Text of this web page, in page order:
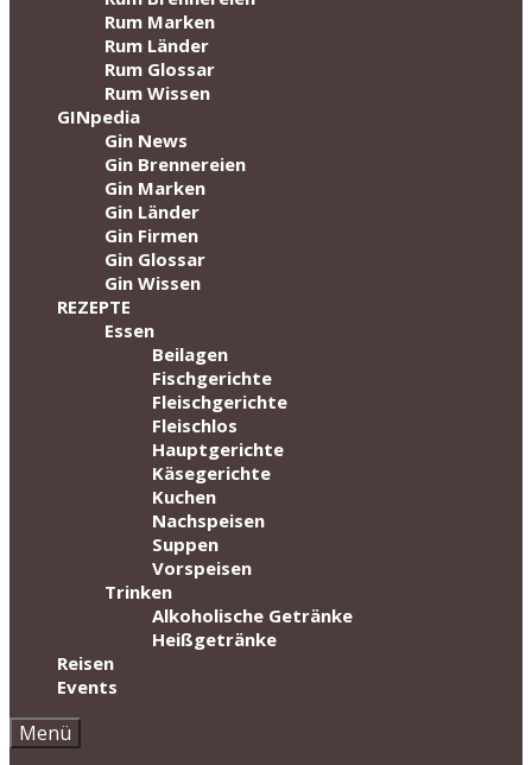
Rum Marken
Rum Länder
Rum Glossar
Rum Wissen
GINpedia
Gin News
Gin Brennereien
Gin Marken
Gin Länder
Gin Firmen
Gin Glossar
Gin Wissen
REZEPTE
Essen
Beilagen
Fischgerichte
Fleischgerichte
Fleischlos
Hauptgerichte
Käsegerichte
Kuchen
Nachspeisen
Suppen
Vorspeisen
Trinken
Alkoholische Getränke
Heißgetränke
Reisen
Events
Menü